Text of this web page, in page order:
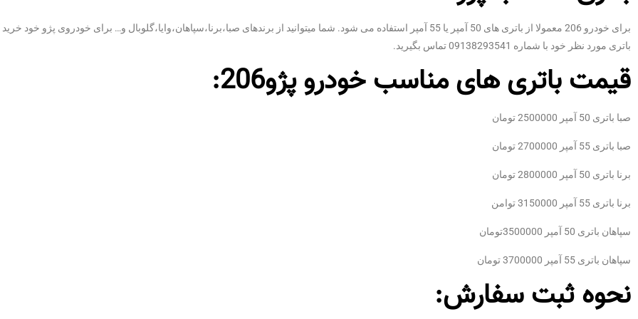
برای خودرو 206 معمولا از باتری های 50 آمپر یا 55 آمپر استفاده می شود. شما میتوانید از برندهای صبا،برنا،سپاهان،وایا،گلوبال و… برای خودروی
باتری مورد نظر خود با شماره 09138293541 تماس بگیرید.
قیمت باتری های مناسب خودرو پژو206:
صبا باتری 50 آمپر 2500000 تومان
صبا باتری 55 آمپر 2700000 تومان
برنا باتری 50 آمپر 2800000 تومان
برنا باتری 55 آمپر 3150000 توامن
سپاهان باتری 50 آمپر 3500000تومان
سپاهان باتری 55 آمپر 3700000 تومان
نحوه ثبت سفارش: